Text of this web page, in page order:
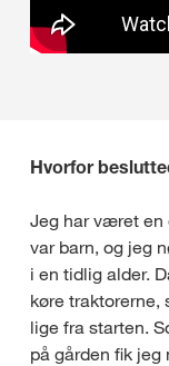
Hvorfor
Jeg har været en
var barn, og jeg
i en tidlig alder.
køre traktorerne,
lige fra starten.
på gården fik